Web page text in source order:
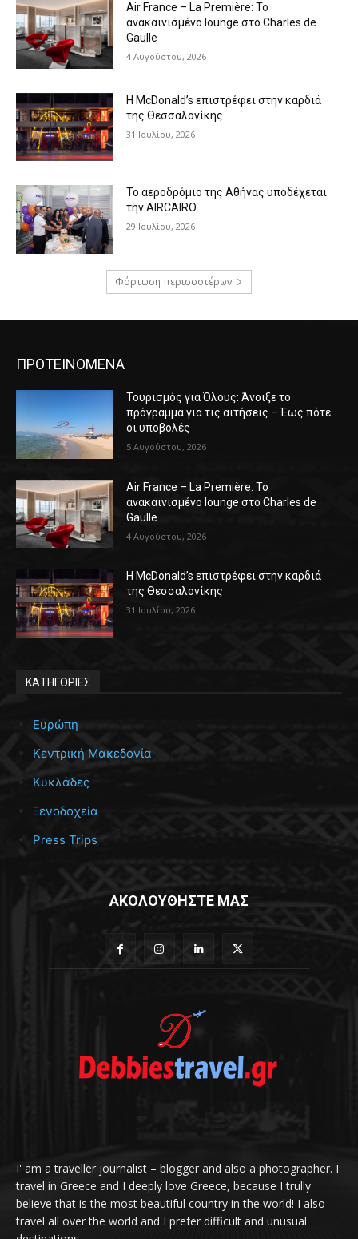
Air France – La Première: Το
ανακαινισμένο lounge στο Charles de
Gaulle
4 Αυγούστου, 2026
Η McDonald’s επιστρέφει στην καρδιά
της Θεσσαλονίκης
31 Ιουλίου, 2026
Το αεροδρόμιο της Αθήνας υποδέχεται
την AIRCAIRO
29 Ιουλίου, 2026
Φόρτωση περισσοτέρων
ΠΡΟΤΕΙΝΟΜΕΝΑ
Τουρισμός για Όλους: Άνοιξε το
πρόγραμμα για τις αιτήσεις – Έως πότε
οι υποβολές
5 Αυγούστου, 2026
Air France – La Première: Το
ανακαινισμένο lounge στο Charles de
Gaulle
4 Αυγούστου, 2026
Η McDonald’s επιστρέφει στην καρδιά
της Θεσσαλονίκης
31 Ιουλίου, 2026
ΚΑΤΗΓΟΡΙΕΣ
Ευρώπη
Κεντρική Μακεδονία
Κυκλάδες
Ξενοδοχεία
Press Trips
ΑΚΟΛΟΥΘΗΣΤΕ ΜΑΣ
I' am a traveller journalist – blogger and also a photographer. I
travel in Greece and I deeply love Greece, because I trully
believe that is the most beautiful country in the world! I also
travel all over the world and I prefer difficult and unusual